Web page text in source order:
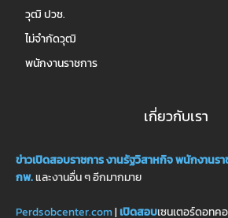
วุฒิ ปวช.
ไม่จำกัดวุฒิ
พนักงานราชการ
เกี่ยวกับเรา
ข่าวเปิดสอบราชการงานรัฐวิสาหกิจพนักงานรา
กพ.และงานอื่น ๆ อีกมากมาย
Perdsobcenter.com|เปิดสอบเซนเตอร์ดอทค